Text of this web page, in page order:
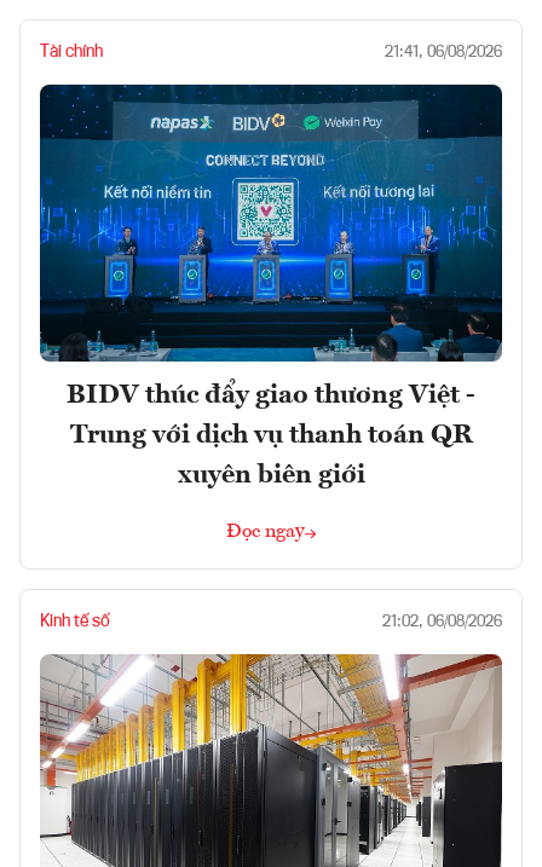
Tài chính 21:41, 06/08/2026
BIDV thúc đẩy giao thương Việt -
Trung với dịch vụ thanh toán QR
xuyên biên giới
Đọc ngay
Kinh tế số 21:02, 06/08/2026